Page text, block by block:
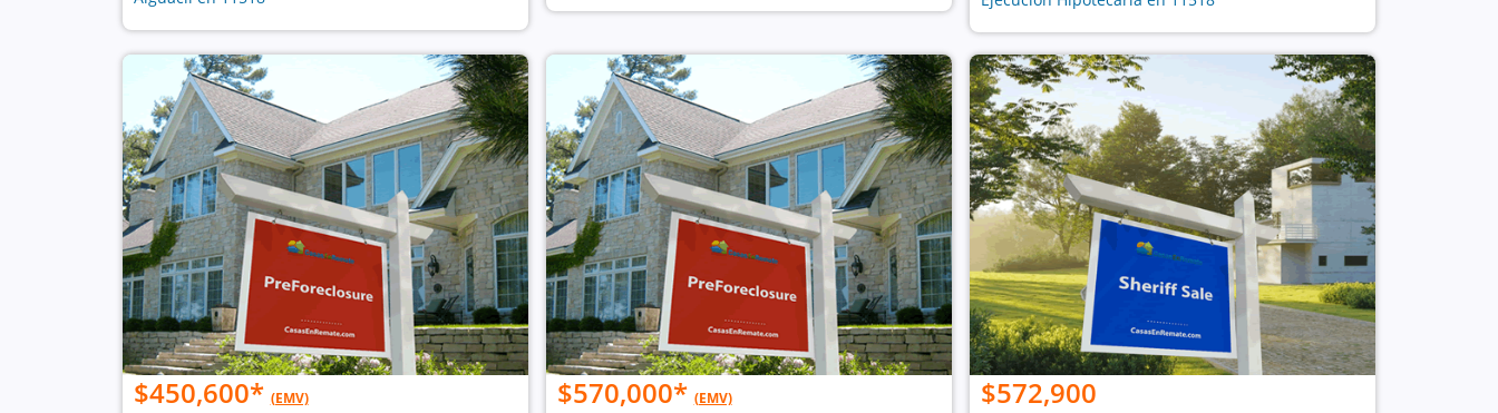
$450,600* (EMV) $570,000* (EMV) $572,900